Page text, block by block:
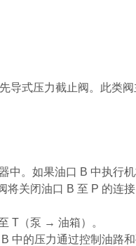
式压力截止阀。此类
。如果油口 B 中执行
关闭油口 B 至 P 的连
T（泵 → 油箱）。
中的压力通过控制油路